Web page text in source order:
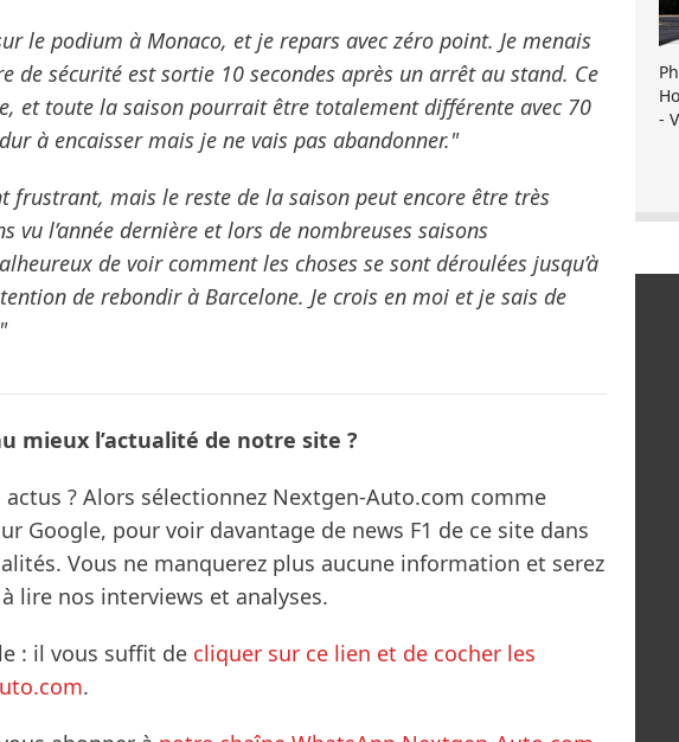
le podium à Monaco, et je repars avec zéro point. Je menais
de sécurité est sortie 10 secondes après un arrêt au stand. Ce
et toute la saison pourrait être totalement différente avec 70
à encaisser mais je ne vais pas abandonner."
frustrant, mais le reste de la saison peut encore être très
vu l’année dernière et lors de nombreuses saisons
de voir comment les choses se sont déroulées jusqu’à
de rebondir à Barcelone. Je crois en moi et je sais de
mieux l’actualité de notre site ?
actus ? Alors sélectionnez Nextgen-Auto.com comme
Google, pour voir davantage de news F1 de ce site dans
Vous ne manquerez plus aucune information et serez
lire nos interviews et analyses.
: il vous suffit de cliquer sur ce lien et de cocher les
.
-